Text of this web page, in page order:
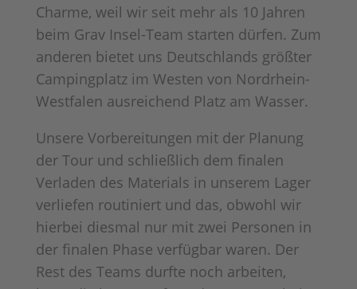
Charme, weil wir seit mehr als 10 Jahren
beim Grav Insel-Team starten dürfen. Zum
anderen bietet uns Deutschlands größter
Campingplatz im Westen von Nordrhein-
Westfalen ausreichend Platz am Wasser.
Unsere Vorbereitungen mit der Planung
der Tour und schließlich dem finalen
Verladen des Materials in unserem Lager
verliefen routiniert und das, obwohl wir
hierbei diesmal nur mit zwei Personen in
der finalen Phase verfügbar waren. Der
Rest des Teams durfte noch arbeiten,